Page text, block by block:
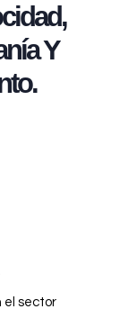
Y
el sector